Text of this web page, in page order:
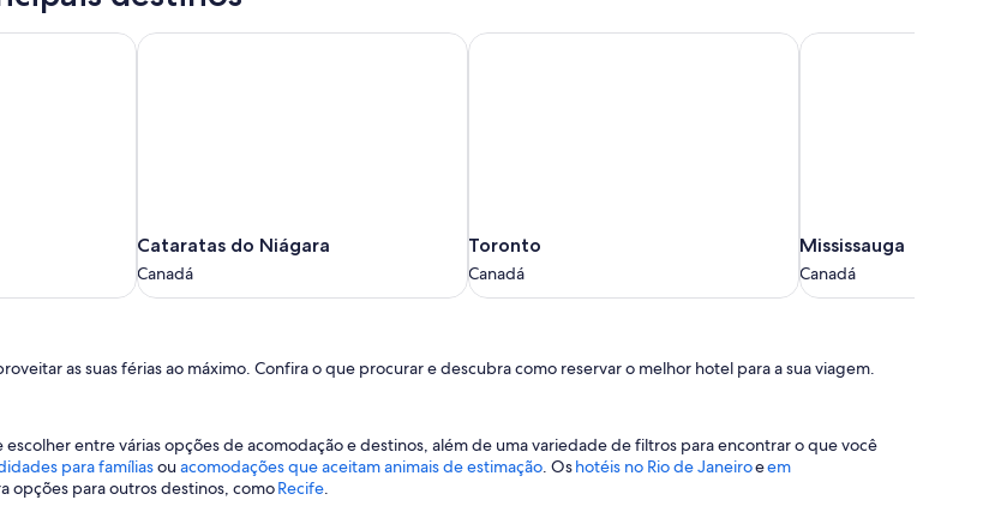
você.
Cataratas
do
Niágara
Cataratas do Niágara
Canadá
Cataratas do Niágara
Toronto
Canadá
Toronto
Canadá
Toronto
Mississauga
Canadá
Mississauga
Canadá
Mississauga
as suas férias ao máximo. Confira o que procurar e descubra como reservar o melhor hotel para a sua viagem.
entre várias opções de acomodação e destinos, além de uma variedade de filtros para encontrar o que você
para famíliasou acomodações que aceitam animais de estimação. Oshotéis no Rio de Janeiroeem
opções para outros destinos, comoRecife.